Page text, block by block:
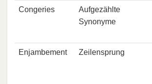
Congeries
Aufgezählte
Synonyme
Enjambement Zeilensprung